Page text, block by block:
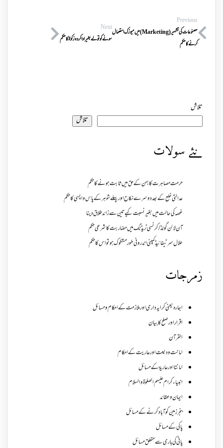
Previous
مصنوعات کی تشہیر(Marketing) میں میوزک استعمال
کرنے کا حکم
Next
سونے کو تولے بغیر ادا کردہ زکوۃ کا حکم
تلاش
تلاش
نئے سولات
حرمت مصاہرت کا بہن کے حق میں ثابت ہونے کا حکم
عدالتی خلع کے بعد دوسرے نکاح اور پہلے شوہر کے پاس واپسی کا حکم
غصہ کی حالت میں بغیر نسبت کیے تین سے زائد طلاق دینا
آن لائن گولڈ /کرنسی ٹریڈنگ میں مضاربت کا شرعی حکم
حلال سرٹیفائیڈ کمپنی اندرونی طور مشکوک ہو تو اس کا حکم
زمرجات
اجارہ یعنی کرایہ داری اور ملازمت کے احکام و مسائل
اقرار اور صلح کا بیان
القرآن
امانت ودیعت اورعاریت کے احکام
امانتا اور عاریة کے مسائل
انبیاء کرام علیہم الصلوۃ والسلام
ایمان وعقائد
بنجر زمین کو آباد کرنے کے مسائل
پاکی کے مسائل
پانی کی باری سے متعلق مسائل